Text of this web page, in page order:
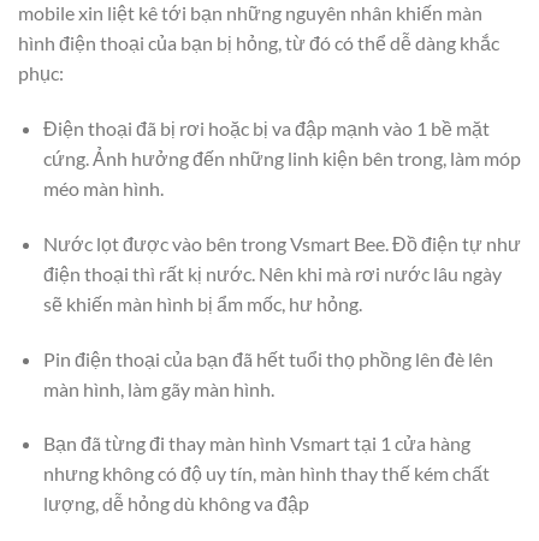
mobile xin liệt kê tới bạn những nguyên nhân khiến màn
hình điện thoại của bạn bị hỏng, từ đó có thể dễ dàng khắc
phục:
Điện thoại đã bị rơi hoặc bị va đập mạnh vào 1 bề mặt
cứng. Ảnh hưởng đến những linh kiện bên trong, làm móp
méo màn hình.
Nước lọt được vào bên trong Vsmart Bee. Đồ điện tự như
điện thoại thì rất kị nước. Nên khi mà rơi nước lâu ngày
sẽ khiến màn hình bị ẩm mốc, hư hỏng.
Pin điện thoại của bạn đã hết tuổi thọ phồng lên đè lên
màn hình, làm gãy màn hình.
Bạn đã từng đi thay màn hình Vsmart tại 1 cửa hàng
nhưng không có độ uy tín, màn hình thay thế kém chất
lượng, dễ hỏng dù không va đập